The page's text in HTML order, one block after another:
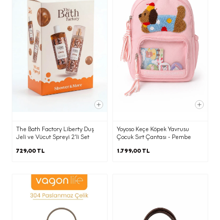
The Bath Factory Liberty Duş
Jeli ve Vücut Spreyi 2'li Set
729,00 TL
Yoyoso Keçe Köpek Yavrusu
Çocuk Sırt Çantası - Pembe
1.799,00 TL
ve Hangi Amaçlarla Aktarılabileceği
İşbu aydınlatma metninin (d)
maddesinde belirtilen kişisel verileriniz;
(b) maddesinde belirtilen amaçların
gerçekleştirilmesi doğrultusunda ve bu
amaçların yerine getirilmesi ile sınırlı
olarak; KVKK’nın 8. Maddesi
kapsamında yurt içinde yerleşik;
Yetkili kamu kurum ve kuruluşlarından
ve mevzuat gereği yerine getirilmesi
amacı ile,
Elektronik ticari ileti gönderimi adına
onay ve ret kayıtlarının
yönetilmesine imkan tanıyan İleti
Yönetim Sistemi ile,